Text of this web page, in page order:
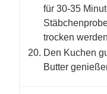
für 30-35
trocken werden
Den Kuchen
Butter